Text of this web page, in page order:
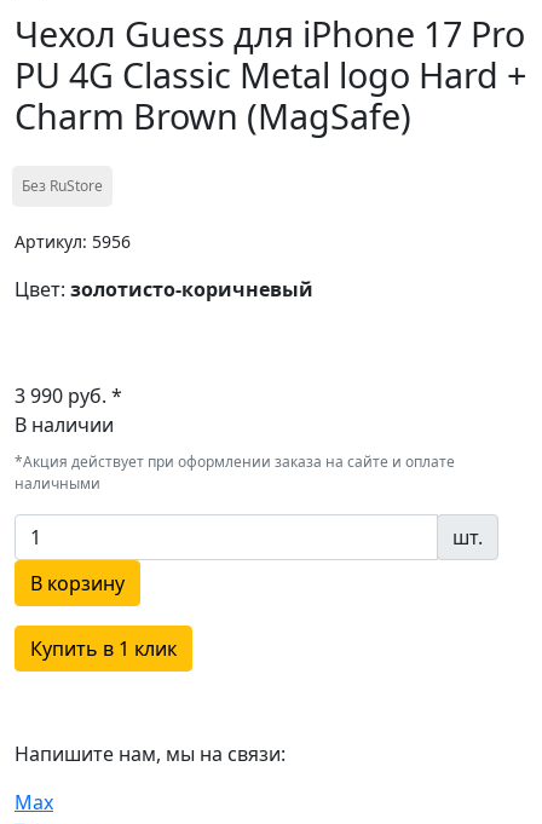
Чехол Guess для iPhone 17 Pro
PU 4G Classic Metal logo Hard +
Charm Brown (MagSafe)
Без RuStore
Артикул: 5956
Цвет: золотисто-коричневый
3 990 руб. *
В наличии
*Акция действует при оформлении заказа на сайте и оплате
наличными
шт.
В корзину
Купить в 1 клик
Напишите нам, мы на связи:
Max